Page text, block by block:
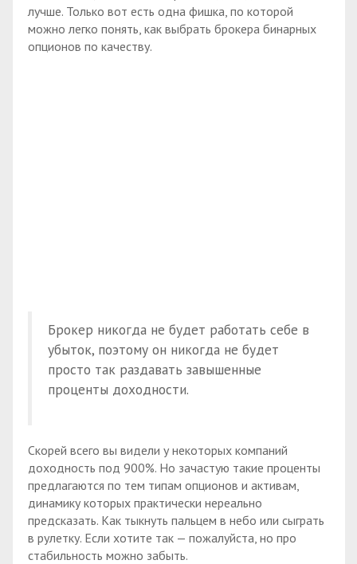
лучше. Только вот есть одна фишка, по которой
можно легко понять, как выбрать брокера бинарных
опционов по качеству.
Брокер никогда не будет работать себе в
убыток, поэтому он никогда не будет
просто так раздавать завышенные
проценты доходности.
Скорей всего вы видели у некоторых компаний
доходность под 900%. Но зачастую такие проценты
предлагаются по тем типам опционов и активам,
динамику которых практически нереально
предсказать. Как тыкнуть пальцем в небо или сыграть
в рулетку. Если хотите так — пожалуйста, но про
стабильность можно забыть.